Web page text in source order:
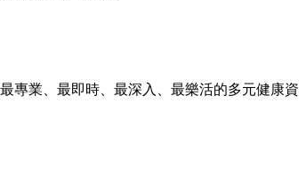
專業、最即時、最深入、最樂活的多元健康資